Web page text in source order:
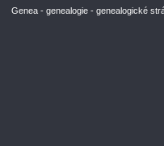
Genea - genealogie - genealogické